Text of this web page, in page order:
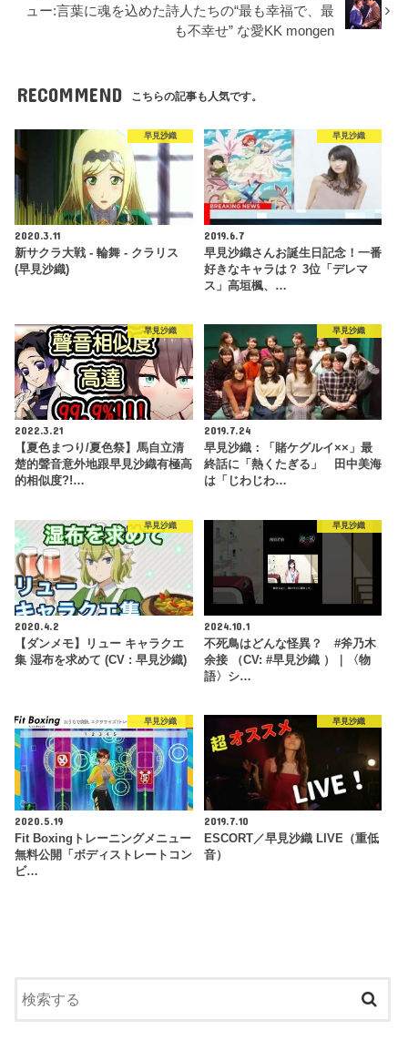
ュー:言葉に魂を込めた詩人たちの“最も幸福で、最
も不幸せ” な愛KK mongen
RECOMMEND こちらの記事も人気です。
早見沙織
2020.3.11
新サクラ大戦 - 輪舞 - クラリス
(早見沙織)
早見沙織
2019.6.7
早見沙織さんお誕生日記念！一番
好きなキャラは？ 3位「デレマ
ス」高垣楓、…
早見沙織
2022.3.21
【夏色まつり/夏色祭】馬自立清
楚的聲音意外地跟早見沙織有極高
的相似度?!…
早見沙織
2019.7.24
早見沙織：「賭ケグルイ××」最
終話に「熱くたぎる」 田中美海
は「じわじわ…
早見沙織
2020.4.2
【ダンメモ】リュー キャラクエ
集 湿布を求めて (CV : 早見沙織)
早見沙織
2024.10.1
不死鳥はどんな怪異？ #斧乃木
余接 （CV: #早見沙織 ）｜〈物
語〉シ…
早見沙織
2020.5.19
Fit Boxingトレーニングメニュー
無料公開「ボディストレートコン
ビ…
早見沙織
2019.7.10
ESCORT／早見沙織 LIVE（重低
音）